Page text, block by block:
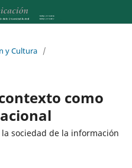
y Cultura /
como
sociedad de la información